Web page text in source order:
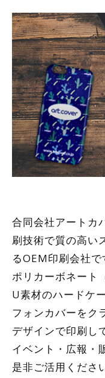
合同会社アートカ
刷技術で質の高い
るOEM印刷会社で
ポリカーボネート
U素材のハードケ
フォンカバーをク
デザインで印刷し
イベント・広報・
是非ご活用くださ